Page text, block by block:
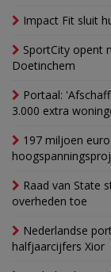
Impact Fit sluit
SportCity opent
Doetinchem
Portaal:
3.000 extra
197 miljoen
Raad van State
overheden toe
Nederlandse
halfjaarcijfers Xior